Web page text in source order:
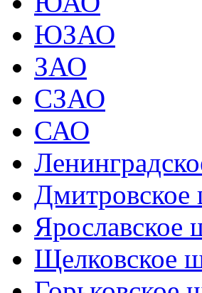
ЮЗАО
ЗАО
СЗАО
САО
Дмитровское
Ярославское
Щелковское